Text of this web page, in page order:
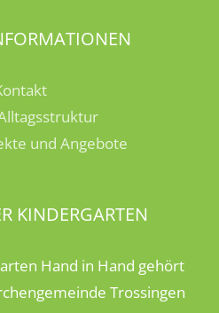
und Angebote
KINDERGARTEN
Hand in Hand gehört
Trossingen